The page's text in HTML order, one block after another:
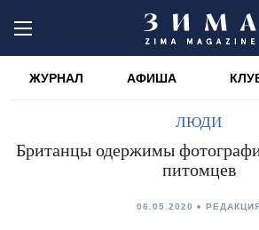
ЖУРНАЛ АФИША
ЛЮДИ
Британцы одержимы
питомцев
06.05.2020